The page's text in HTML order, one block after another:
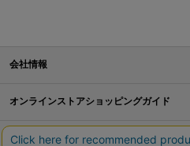
会社情報
オンラインストアショッピングガイド
店舗情報